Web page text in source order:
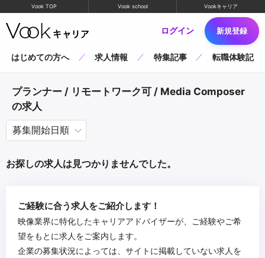
Vook TOP Vook school Vookキャリア
ログイン 新規登録
はじめての方へ 求人情報 特集記事 転職体験記
プランナー / リモートワーク可 / Media Composer
の求人
お探しの求人は見つかりませんでした。
ご経験に合う求人をご紹介します！
映像業界に特化したキャリアアドバイザーが、ご経験やご希
望をもとに求人をご案内します。
企業の募集状況によっては、サイトに掲載していない求人を